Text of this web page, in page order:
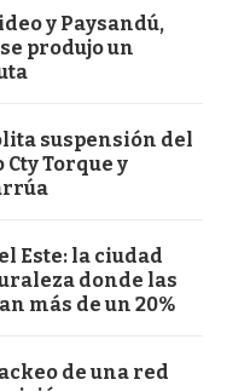
y Paysandú,
produjo un
suspensión del
Torque y
Este: la ciudad
donde las
más de un 20%
de una red